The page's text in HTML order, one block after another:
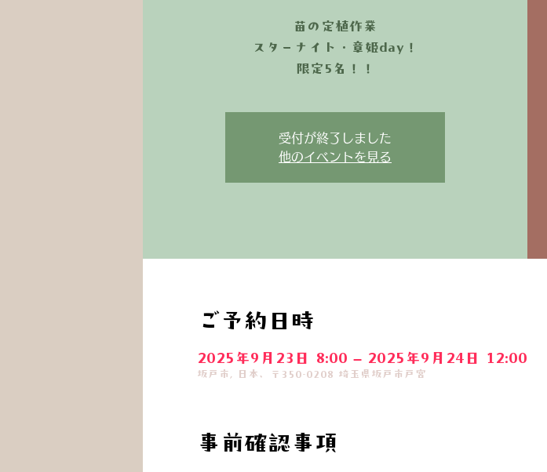
苗の定植作業
スターナイト・章姫day！
限定5名！！
受付が終了しました
他のイベントを見る
ご予約日時
2025年9月23日 8:00 – 2025年9月24日 12:00
坂戸市, 日本、〒350-0208 埼玉県坂戸市戸宮
事前確認事項